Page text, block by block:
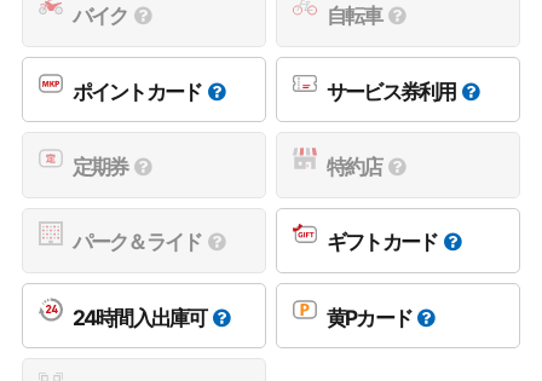
バイク 自転車
ポイントカード サービス券利用
定期券 特約店
パーク＆ライド ギフトカード
24時間入出庫可 黄Pカード